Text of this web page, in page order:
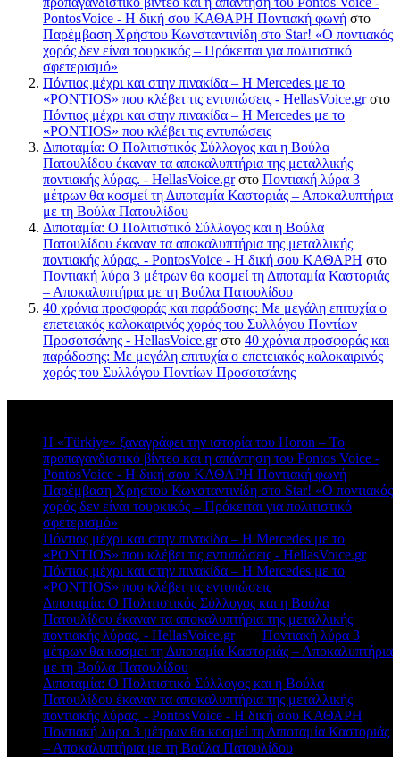
PontosVoice - H δική σου ΚΑΘΑΡΗ Ποντιακή φωνή στο
Παρέμβαση Χρήστου Κωνσταντινίδη στο Star! «Ο ποντιακός
χορός δεν είναι τουρκικός – Πρόκειται για πολιτιστικό
σφετερισμό»
Πόντιος μέχρι και στην πινακίδα – Η Mercedes με το
«PONTIOS» που κλέβει τις εντυπώσεις - HellasVoice.grστο
Πόντιος μέχρι και στην πινακίδα – Η Mercedes με το
«PONTIOS» που κλέβει τις εντυπώσεις
Διποταμία: Ο Πολιτιστικός Σύλλογος και η Βούλα
Πατουλίδου έκαναν τα αποκαλυπτήρια της μεταλλικής
ποντιακής λύρας. - HellasVoice.grστο Ποντιακή λύρα 3
μέτρων θα κοσμεί τη Διποταμία Καστοριάς – Αποκαλυπτήρια
με τη Βούλα Πατουλίδου
Διποταμία: Ο Πολιτιστικό Σύλλογος και η Βούλα
Πατουλίδου έκαναν τα αποκαλυπτήρια της μεταλλικής
ποντιακής λύρας. - PontosVoice - H δική σου ΚΑΘΑΡΗ στο
Ποντιακή λύρα 3 μέτρων θα κοσμεί τη Διποταμία Καστοριάς
– Αποκαλυπτήρια με τη Βούλα Πατουλίδου
40 χρόνια προσφοράς και παράδοσης: Με μεγάλη επιτυχία ο
επετειακός καλοκαιρινός χορός του Συλλόγου Ποντίων
Προσοτσάνης - HellasVoice.grστο 40 χρόνια προσφοράς και
παράδοσης: Με μεγάλη επιτυχία ο επετειακός καλοκαιρινός
χορός του Συλλόγου Ποντίων Προσοτσάνης
Η «Türkiye» ξαναγράφει την ιστορία του Horon – Το
προπαγανδιστικό βίντεο και η απάντηση του Pontos Voice -
PontosVoice - H δική σου ΚΑΘΑΡΗ Ποντιακή φωνή
Παρέμβαση Χρήστου Κωνσταντινίδη στο Star! «Ο ποντιακός
χορός δεν είναι τουρκικός – Πρόκειται για πολιτιστικό
σφετερισμό»
Πόντιος μέχρι και στην πινακίδα – Η Mercedes με το
«PONTIOS» που κλέβει τις εντυπώσεις - HellasVoice.grστο
Πόντιος μέχρι και στην πινακίδα – Η Mercedes με το
«PONTIOS» που κλέβει τις εντυπώσεις
Διποταμία: Ο Πολιτιστικός Σύλλογος και η Βούλα
Πατουλίδου έκαναν τα αποκαλυπτήρια της μεταλλικής
ποντιακής λύρας. - HellasVoice.grστο Ποντιακή λύρα 3
μέτρων θα κοσμεί τη Διποταμία Καστοριάς – Αποκαλυπτήρια
με τη Βούλα Πατουλίδου
Διποταμία: Ο Πολιτιστικό Σύλλογος και η Βούλα
Πατουλίδου έκαναν τα αποκαλυπτήρια της μεταλλικής
ποντιακής λύρας. - PontosVoice - H δική σου ΚΑΘΑΡΗ
Ποντιακή λύρα 3 μέτρων θα κοσμεί τη Διποταμία Καστοριάς
– Αποκαλυπτήρια με τη Βούλα Πατουλίδου